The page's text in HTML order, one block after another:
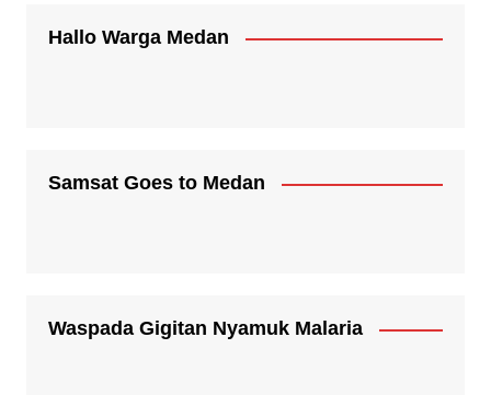
Hallo Warga Medan
Samsat Goes to Medan
Waspada Gigitan Nyamuk Malaria